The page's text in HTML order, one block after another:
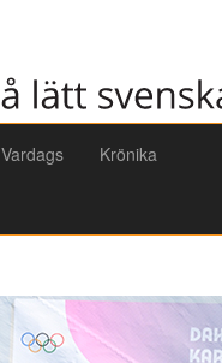
Vardags Krönika